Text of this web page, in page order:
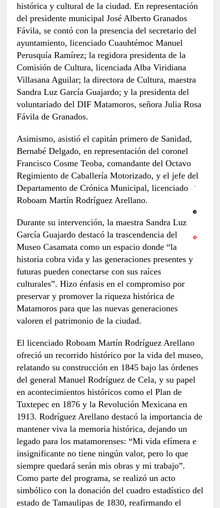
histórica y cultural de la ciudad. En representación
del presidente municipal José Alberto Granados
Fávila, se contó con la presencia del secretario del
ayuntamiento, licenciado Cuauhtémoc Manuel
Perusquía Ramírez; la regidora presidenta de la
Comisión de Cultura, licenciada Alba Viridiana
Villasana Aguilar; la directora de Cultura, maestra
Sandra Luz García Guajardo; y la presidenta del
voluntariado del DIF Matamoros, señora Julia Rosa
Fávila de Granados.
Asimismo, asistió el capitán primero de Sanidad,
Bernabé Delgado, en representación del coronel
Francisco Cosme Teoba, comandante del Octavo
Regimiento de Caballería Motorizado, y el jefe del
Departamento de Crónica Municipal, licenciado
Roboam Martín Rodríguez Arellano.
Durante su intervención, la maestra Sandra Luz
García Guajardo destacó la trascendencia del
Museo Casamata como un espacio donde “la
historia cobra vida y las generaciones presentes y
futuras pueden conectarse con sus raíces
culturales”. Hizo énfasis en el compromiso por
preservar y promover la riqueza histórica de
Matamoros para que las nuevas generaciones
valoren el patrimonio de la ciudad.
El licenciado Roboam Martín Rodríguez Arellano
ofreció un recorrido histórico por la vida del museo,
relatando su construcción en 1845 bajo las órdenes
del general Manuel Rodríguez de Cela, y su papel
en acontecimientos históricos como el Plan de
Tuxtepec en 1876 y la Revolución Mexicana en
1913. Rodríguez Arellano destacó la importancia de
mantener viva la memoria histórica, dejando un
legado para los matamorenses: “Mi vida efímera e
insignificante no tiene ningún valor, pero lo que
siempre quedará serán mis obras y mi trabajo”.
Como parte del programa, se realizó un acto
simbólico con la donación del cuadro estadístico del
estado de Tamaulipas de 1830, reafirmando el